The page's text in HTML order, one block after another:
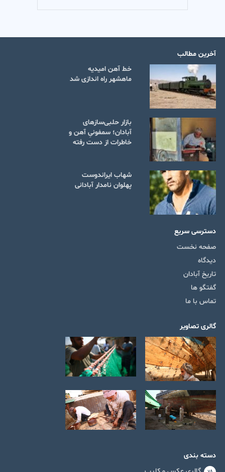
آخرین مطالب
خط آهن امیدیه
ماهشهر راه اندازی شد
بازار حلبی‌سازهای
آبادان؛ سمفونیِ آهن و
خاطرات از دست رفته
شهاب ایراندوست
پهلوان نامدار آبادانی
دسترسی سریع
صفحه نخست
دیدگاه
تاریخ آبادان
گفتگو ها
تماس با ما
گالری تصاویر
دسته بندی